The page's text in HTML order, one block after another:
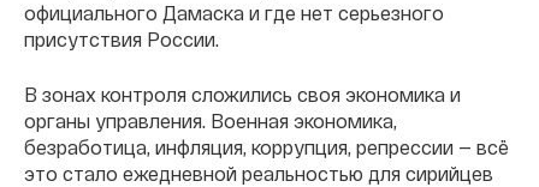
официального Дамаска и где нет серьезного
присутствия России.
В зонах контроля сложились своя экономика и
органы управления. Военная экономика,
безработица, инфляция, коррупция, репрессии — всё
это стало ежедневной реальностью для сирийцев